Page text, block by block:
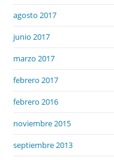
agosto 2017
junio 2017
marzo 2017
febrero 2017
febrero 2016
noviembre 2015
septiembre 2013